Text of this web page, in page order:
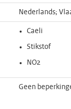
Nederlands;
Caeli
Stikstof
NO2
Geen